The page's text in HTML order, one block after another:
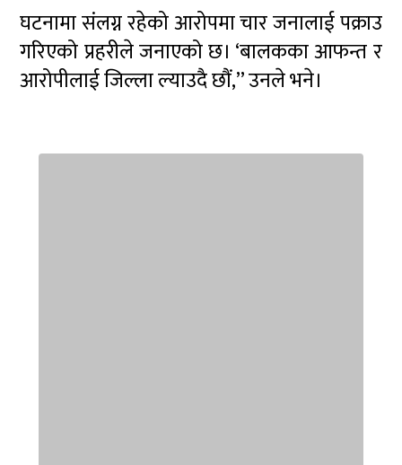
घटनामा संलग्न रहेको आरोपमा चार जनालाई पक्राउ
गरिएको प्रहरीले जनाएको छ। ‘बालकका आफन्त र
आरोपीलाई जिल्ला ल्याउदै छौं,” उनले भने।